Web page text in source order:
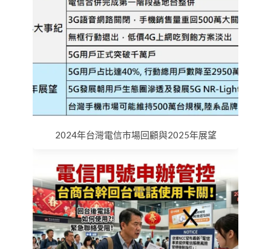
2024年台灣電信市場回顧與2025年展望